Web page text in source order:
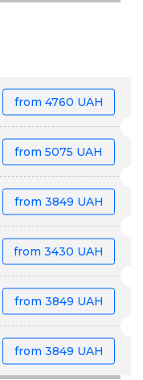
from 4760 UAH
from 5075 UAH
from 3849 UAH
from 3430 UAH
from 3849 UAH
from 3849 UAH